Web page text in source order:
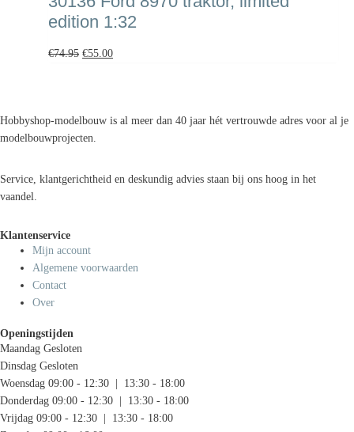
edition 1:32
€74.95 €55.00
Hobbyshop-modelbouw is al meer dan 40 jaar hét vertrouwde adres voor al je
modelbouwprojecten.
Service, klantgerichtheid en deskundig advies staan bij ons hoog in het
vaandel.
Klantenservice
Mijn account
Algemene voorwaarden
Contact
Over
Openingstijden
Maandag Gesloten
Dinsdag Gesloten
Woensdag 09:00 - 12:30 | 13:30 - 18:00
Donderdag 09:00 - 12:30 | 13:30 - 18:00
Vrijdag 09:00 - 12:30 | 13:30 - 18:00